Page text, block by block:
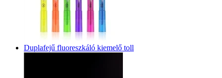
Duplafejű fluoreszkáló kiemelő toll